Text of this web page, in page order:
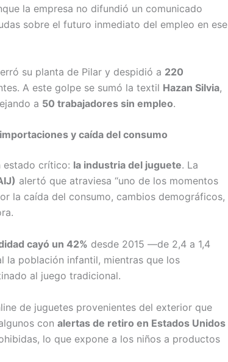
la empresa no difundió un comunicado
sobre el futuro inmediato del empleo en ese
su planta de Pilar y despidió a 220
A este golpe se sumó la textil Hazan Silvia,
a 50 trabajadores sin empleo.
y caída del consumo
estado crítico: la industria del juguete. La
alertó que atraviesa “uno de los momentos
la caída del consumo, cambios demográficos,
cayó un 42% desde 2015 —de 2,4 a 1,4
la población infantil, mientras que los
al juego tradicional.
de juguetes provenientes del exterior que
con alertas de retiro en Estados Unidos
lo que expone a los niños a productos